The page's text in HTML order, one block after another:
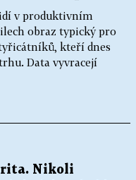
v produktivním
obraz typický pro
kteří dnes
Data vyvracejí
Nikoli